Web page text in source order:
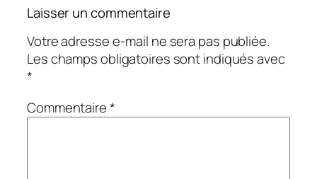
Laisser un commentaire
Votre adresse e-mail ne sera pas publiée.
Les champs obligatoires sont indiqués avec
*
Commentaire*